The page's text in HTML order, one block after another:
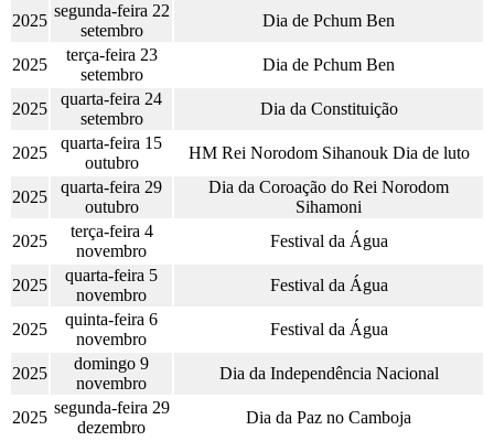
2025
segunda-feira 22
setembro
Dia de Pchum Ben
2025
terça-feira 23
setembro
Dia de Pchum Ben
2025
quarta-feira 24
setembro
Dia da Constituição
2025
quarta-feira 15
outubro
HM Rei Norodom Sihanouk Dia de luto
2025
quarta-feira 29
outubro
Dia da Coroação do Rei Norodom
Sihamoni
2025
terça-feira 4
novembro
Festival da Água
2025
quarta-feira 5
novembro
Festival da Água
2025
quinta-feira 6
novembro
Festival da Água
2025
domingo 9
novembro
Dia da Independência Nacional
2025
segunda-feira 29
dezembro
Dia da Paz no Camboja